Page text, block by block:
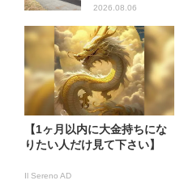
2026.08.06
【1ヶ月以内に大金持ちにな
りたい人だけ見て下さい】
Il Sereno AD